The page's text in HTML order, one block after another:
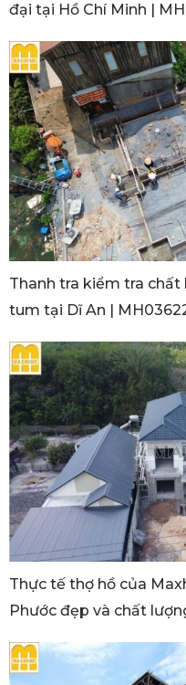
đại tại Hồ Chí Minh |
Thanh tra kiểm tra chất
tum tại Dĩ An |
Thực tế thợ hồ của
Phước đẹp và chất